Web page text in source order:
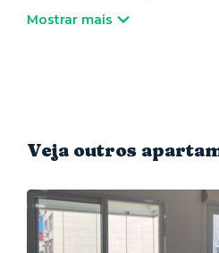
lazer – de parques shoppings
Mostrar mais
Veja outros